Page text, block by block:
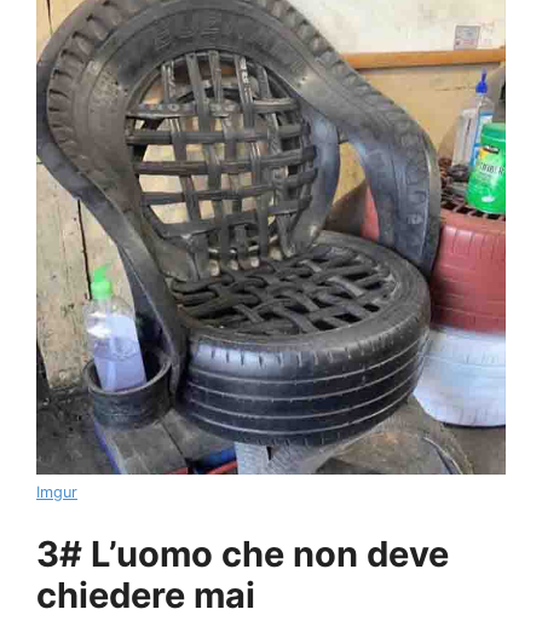
Imgur
3# L’uomo che non deve
chiedere mai